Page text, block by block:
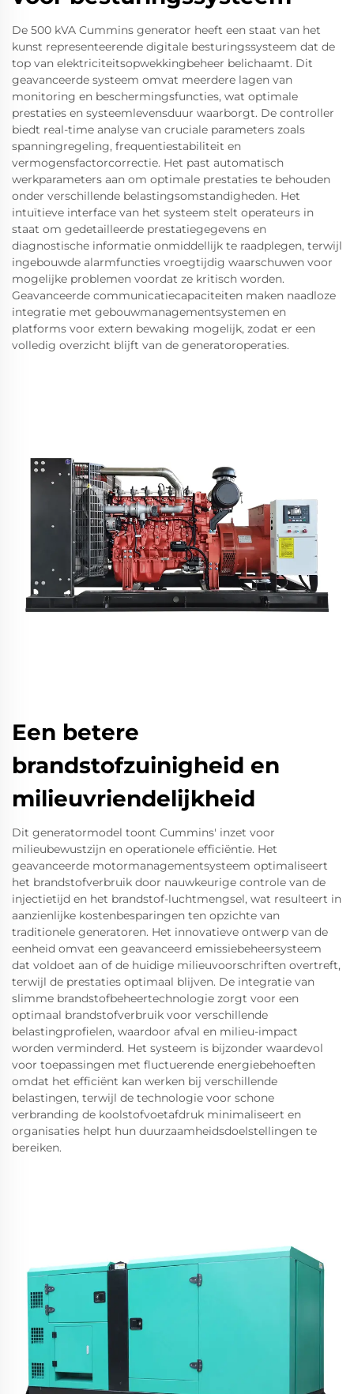
De 500 kVA Cummins generator heeft een staat van het
kunst representeerende digitale besturingssysteem dat de
top van elektriciteitsopwekkingbeheer belichaamt. Dit
geavanceerde systeem omvat meerdere lagen van
monitoring en beschermingsfuncties, wat optimale
prestaties en systeemlevensduur waarborgt. De controller
biedt real-time analyse van cruciale parameters zoals
spanningregeling, frequentiestabiliteit en
vermogensfactorcorrectie. Het past automatisch
werkparameters aan om optimale prestaties te behouden
onder verschillende belastingsomstandigheden. Het
intuïtieve interface van het systeem stelt operateurs in
staat om gedetailleerde prestatiegegevens en
diagnostische informatie onmiddellijk te raadplegen, terwijl
ingebouwde alarmfuncties vroegtijdig waarschuwen voor
mogelijke problemen voordat ze kritisch worden.
Geavanceerde communicatiecapaciteiten maken naadloze
integratie met gebouwmanagementsystemen en
platforms voor extern bewaking mogelijk, zodat er een
volledig overzicht blijft van de generatoroperaties.
Een betere
brandstofzuinigheid en
milieuvriendelijkheid
Dit generatormodel toont Cummins' inzet voor
milieubewustzijn en operationele efficiëntie. Het
geavanceerde motormanagementsysteem optimaliseert
het brandstofverbruik door nauwkeurige controle van de
injectietijd en het brandstof-luchtmengsel, wat resulteert in
aanzienlijke kostenbesparingen ten opzichte van
traditionele generatoren. Het innovatieve ontwerp van de
eenheid omvat een geavanceerd emissiebeheersysteem
dat voldoet aan of de huidige milieuvoorschriften overtreft,
terwijl de prestaties optimaal blijven. De integratie van
slimme brandstofbeheertechnologie zorgt voor een
optimaal brandstofverbruik voor verschillende
belastingprofielen, waardoor afval en milieu-impact
worden verminderd. Het systeem is bijzonder waardevol
voor toepassingen met fluctuerende energiebehoeften
omdat het efficiënt kan werken bij verschillende
belastingen, terwijl de technologie voor schone
verbranding de koolstofvoetafdruk minimaliseert en
organisaties helpt hun duurzaamheidsdoelstellingen te
bereiken.